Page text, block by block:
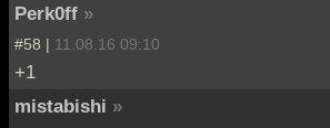
Perk0ff »
#58 | 11.08.16 09:10
+1
mistabishi »